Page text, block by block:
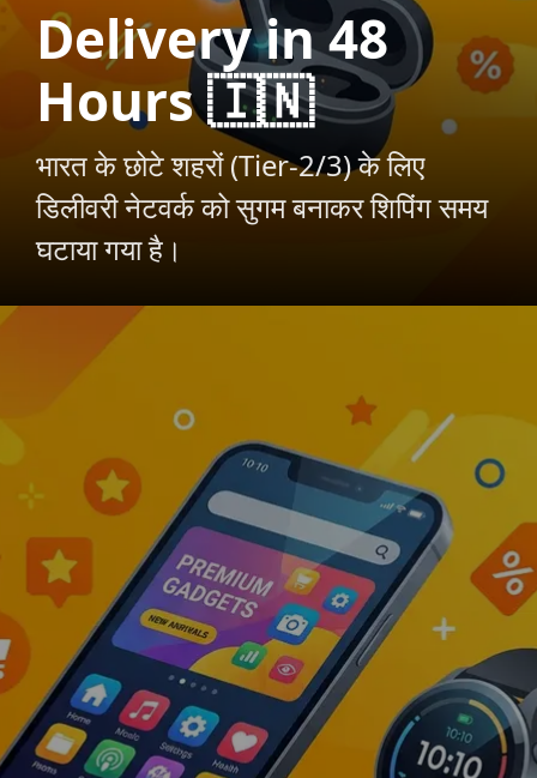
Delivery in 48
Hours 🇮🇳
भारत के छोटे शहरों (Tier-2/3) के लिए
डिलीवरी नेटवर्क को सुगम बनाकर शिपिंग समय
घटाया गया है।